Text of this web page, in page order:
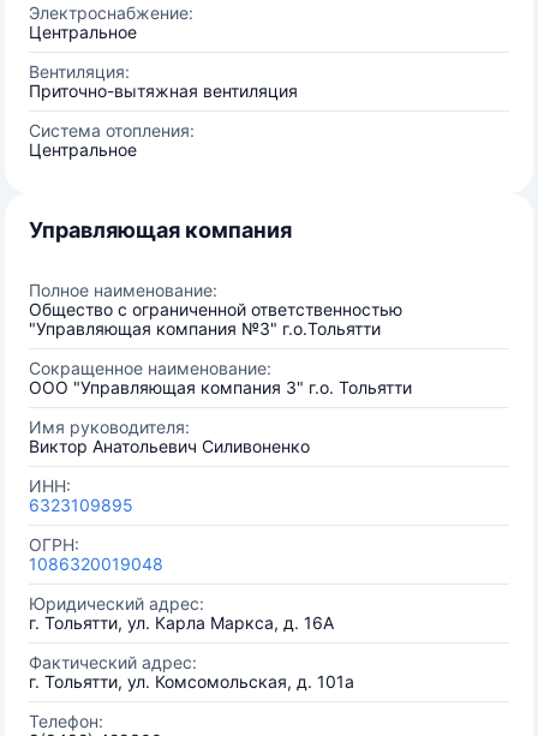
Электроснабжение:
Центральное
Вентиляция:
Приточно-вытяжная вентиляция
Система отопления:
Центральное
Управляющая компания
Полное наименование:
Общество с ограниченной ответственностью
"Управляющая компания №3" г.о.Тольятти
Сокращенное наименование:
ООО "Управляющая компания 3" г.о. Тольятти
Имя руководителя:
Виктор Анатольевич Силивоненко
ИНН:
6323109895
ОГРН:
1086320019048
Юридический адрес:
г. Тольятти, ул. Карла Маркса, д. 16А
Фактический адрес:
г. Тольятти, ул. Комсомольская, д. 101а
Телефон: